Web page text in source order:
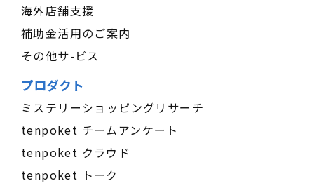
海外店舗支援
補助金活用のご案内
その他サ-ビス
プロダクト
ミステリーショッピングリサーチ
tenpoket チームアンケート
tenpoket クラウド
tenpoket トーク